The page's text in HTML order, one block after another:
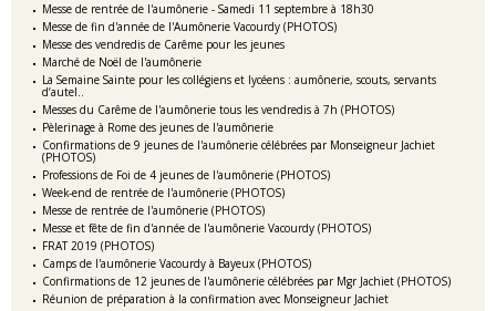
Messe de rentrée de l'aumônerie - Samedi 11 septembre à 18h30
Messe de fin d'année de l'Aumônerie Vacourdy (PHOTOS)
Messe des vendredis de Carême pour les jeunes
Marché de Noël de l'aumônerie
La Semaine Sainte pour les collégiens et lycéens : aumônerie, scouts, servants
d’autel..
Messes du Carême de l'aumônerie tous les vendredis à 7h (PHOTOS)
Pèlerinage à Rome des jeunes de l'aumônerie
Confirmations de 9 jeunes de l'aumônerie célébrées par Monseigneur Jachiet
(PHOTOS)
Professions de Foi de 4 jeunes de l'aumônerie (PHOTOS)
Week-end de rentrée de l'aumônerie (PHOTOS)
Messe de rentrée de l'aumônerie (PHOTOS)
Messe et fête de fin d'année de l'aumônerie Vacourdy (PHOTOS)
FRAT 2019 (PHOTOS)
Camps de l'aumônerie Vacourdy à Bayeux (PHOTOS)
Confirmations de 12 jeunes de l'aumônerie célébrées par Mgr Jachiet (PHOTOS)
Réunion de préparation à la confirmation avec Monseigneur Jachiet